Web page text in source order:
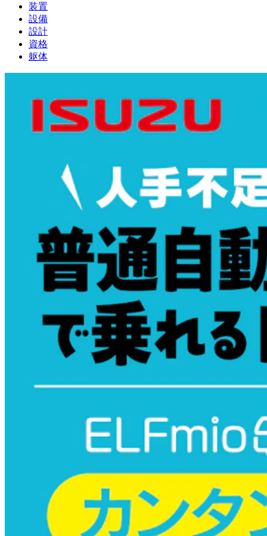
装置
設備
設計
資格
躯体